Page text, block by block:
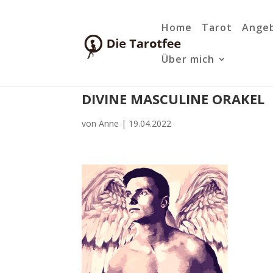
Home Tarot
Über mich
DIVINE MASCULINE ORAKEL
vonAnne | 19.04.2022